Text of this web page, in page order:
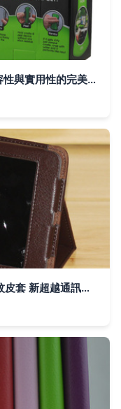
探秘XK204粘貼式車載手機支架 兼容性與實用性的完美結合
優選Google Nexus 7二折支架荔枝紋皮套 新超越通訊行專業供貨解析